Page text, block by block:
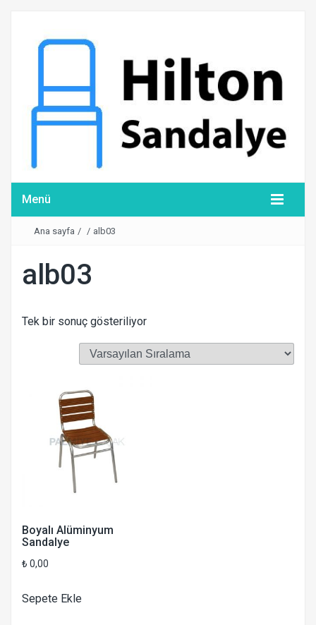
Menü
Ana sayfa / / alb03
alb03
Tek bir sonuç gösteriliyor
Boyalı Alüminyum
Sandalye
₺ 0,00
Sepete Ekle